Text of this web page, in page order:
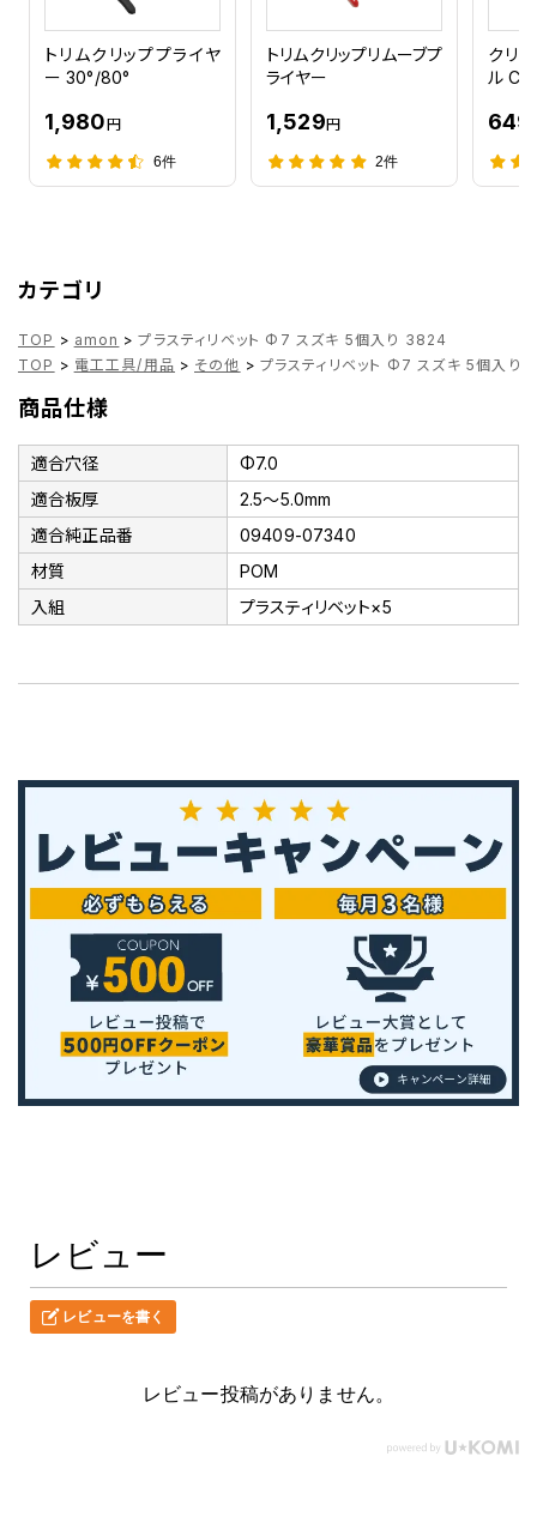
トリムクリッププライヤ
ー 30°/80°
1,980円
6件
トリムクリップリムーブプ
ライヤー
1,529円
2件
クリ
ル
649
カテゴリ
TOP > amon > プラスティリベット Φ7 スズキ 5個入り 3824
TOP > 電工工具/用品 > その他 > プラスティリベット Φ7 スズキ 5個入り
商品仕様
適合穴径
Φ7.0
適合板厚
2.5～5.0mm
適合純正品番
09409-07340
材質
POM
入組
プラスティリベット×5
レビュー
レビューを書く
レビュー投稿がありません。